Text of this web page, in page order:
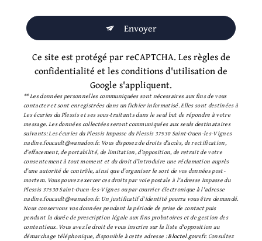
Envoyer
Ce site est protégé par reCAPTCHA. Lesrègles de
confidentialité et lesconditions d'utilisationde
Google s'appliquent.
** Les données personnelles communiquées sont nécessaires aux fins de vous
contacter et sont enregistrées dans un fichier informatisé. Elles sont destinées à
Les écuries du Plessis et ses sous-traitants dans le seul but de répondre à votre
message. Les données collectées seront communiquées aux seuls destinataires
suivants: Les écuries du Plessis Impasse du Plessis 37530 Saint-Ouen-les-Vignes
nadine.foucault@wanadoo.fr. Vous disposez de droits d’accès, de rectification,
d’effacement, de portabilité, de limitation, d’opposition, de retrait de votre
consentement à tout moment et du droit d’introduire une réclamation auprès
d’une autorité de contrôle, ainsi que d’organiser le sort de vos données post-
mortem. Vous pouvez exercer ces droits par voie postale à l'adresse Impasse du
Plessis 37530 Saint-Ouen-les-Vignes ou par courrier électronique à l'adresse
nadine.foucault@wanadoo.fr. Un justificatif d'identité pourra vous être demandé.
Nous conservons vos données pendant la période de prise de contact puis
pendant la durée de prescription légale aux fins probatoires et de gestion des
contentieux. Vous avez le droit de vous inscrire sur la liste d'opposition au
démarchage téléphonique, disponible à cette adresse :Bloctel.gouv.fr. Consultez